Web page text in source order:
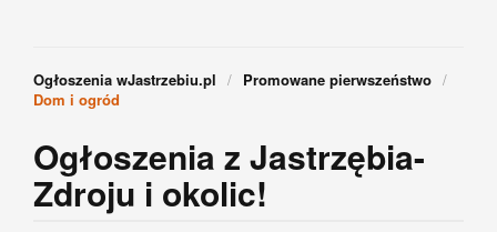
Ogłoszenia wJastrzebiu.pl
Promowane pierwszeństwo
Dom i ogród
Ogłoszenia z Jastrzębia-
Zdroju i okolic!